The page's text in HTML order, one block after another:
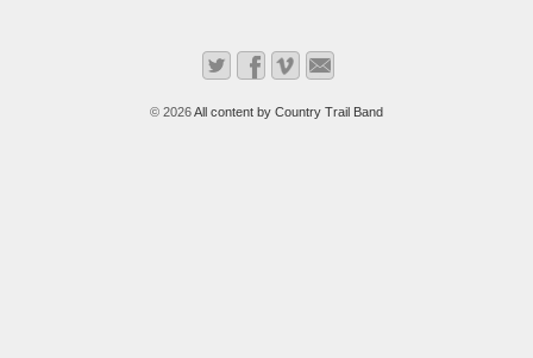
© 2026All content by Country Trail Band